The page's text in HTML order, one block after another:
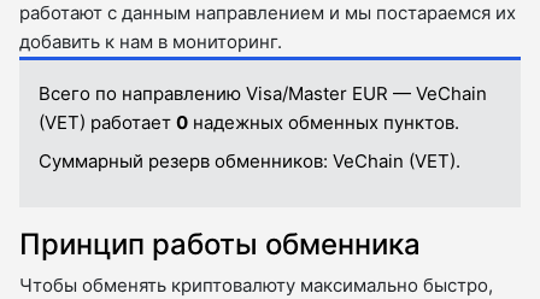
работают с данным направлением и мы постараемся их
добавить к нам в мониторинг.
Всего по направлению Visa/Master EUR — VeChain
(VET) работает 0 надежных обменных пунктов.
Суммарный резерв обменников: VeChain (VET).
Принцип работы обменника
Чтобы обменять криптовалюту максимально быстро,